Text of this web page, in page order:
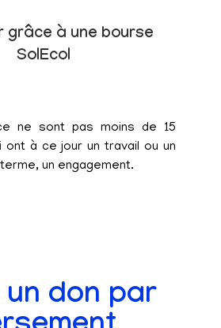
grâce à une bourse
SolEcol
ne sont pas moins de 15
ont à ce jour un travail ou un
un engagement.
un don par